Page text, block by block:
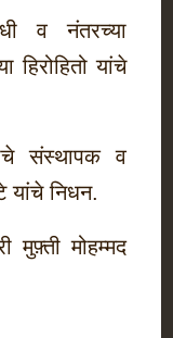
व नंतरच्या
हिरोहितो यांचे
संस्थापक व
यांचे निधन.
मुफ़्ती मोहम्मद